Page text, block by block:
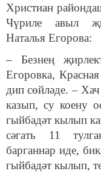
Христиан
Чүриле авыл
Наталья Егорова:
– Безнең
Егоровка,
дип сөйләде. –
казып, су коену
гыйбадәт кылып
сәгать 11
барганнар иде,
гыйбадәт кылып,